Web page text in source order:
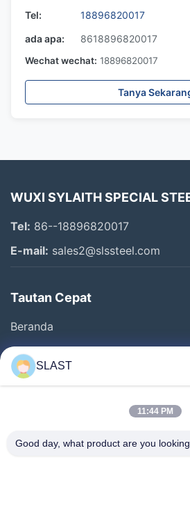
Tel:
18896820017
ada apa:
8618896820017
Wechat wechat: 18896820017
Tanya
WUXI SYLAITH SPECIAL
Tel: 86--18896820017
E-mail: sales2@slssteel.com
Tautan Cepat
Beranda
Produk
Video
Kontrol Kualitas
SLAST
11:44 PM
Good day, what product are you